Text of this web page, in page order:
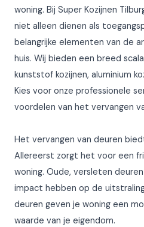
woning. Bij Super Kozijnen
niet alleen dienen als
belangrijke elementen van de
huis. Wij bieden een breed
kunststof kozijnen, aluminium
Kies voor onze professionele
voordelen van het vervangen
Het vervangen van deuren
Allereerst zorgt het voor een
woning. Oude, versleten
impact hebben op de
deuren geven je woning een
waarde van je eigendom.